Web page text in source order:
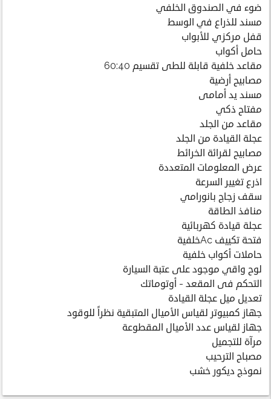
ضوء في الصندوق الخلفي
مسند للذراع في الوسط
قفل مركزي للأبواب
حامل أكواب
مقاعد خلفية قابلة للطى تقسيم 60:40
مصابيح أرضية
مسند يد أمامى
مفتاح ذكي
مقاعد من الجلد
عجلة القيادة من الجلد
مصابيح لقرائة الخرائط
عرض المعلومات المتعددة
اذرع تغيير السرعة
سقف زجاج بانورامي
منافذ الطاقة
عجلة قيادة كهربائية
فتحة تكييف Acخلفية
حاملات أكواب خلفية
لوح واقي موجود على عتبة السيارة
التحكم فى المقعد - أوتوماتك
تعديل ميل عجلة القيادة
جهاز كمبيوتر لقياس الأميال المتبقية نظراً للوقود
جهاز لقياس عدد الأميال المقطوعة
مرآة للتجميل
مصباح الترحيب
نموذج ديكور خشب